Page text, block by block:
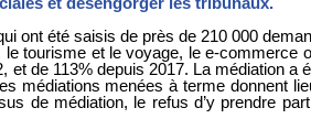
ont été saisis de près de 210 000
tourisme et le voyage, le e-commerce
de 113% depuis 2017. La médiation a
médiations menées à terme donnent
de médiation, le refus d’y prendre